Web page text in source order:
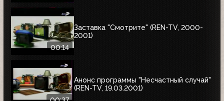
00:14
Заставка "Смотрите" (REN-TV, 2000-
2001)
Анонс программы "Несчастный случай"
(REN-TV, 19.03.2001)